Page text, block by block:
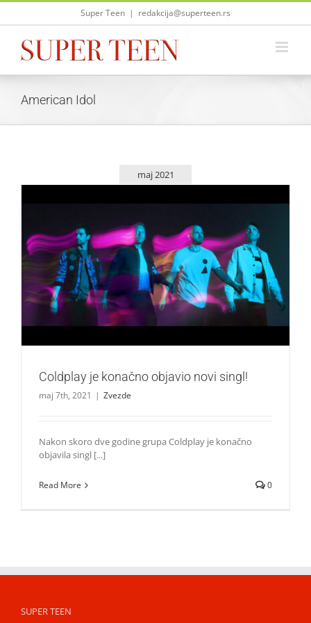
Skip
Super Teen | redakcija@superteen.rs
American Idol
maj 2021
Coldplay je konačno objavio novi singl!
Zvezde
Coldplay je konačno objavio novi singl!
maj 7th, 2021 | Zvezde
Nakon skoro dve godine grupa Coldplay je konačno
objavila singl [...]
Read More 0
SUPER TEEN